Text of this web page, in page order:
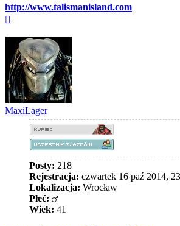
http://www.talismanisland.com
MaxiLager
Posty: 218
Rejestracja: czwartek 16 paź 2014,
Lokalizacja: Wrocław
Płeć:
Wiek: 41